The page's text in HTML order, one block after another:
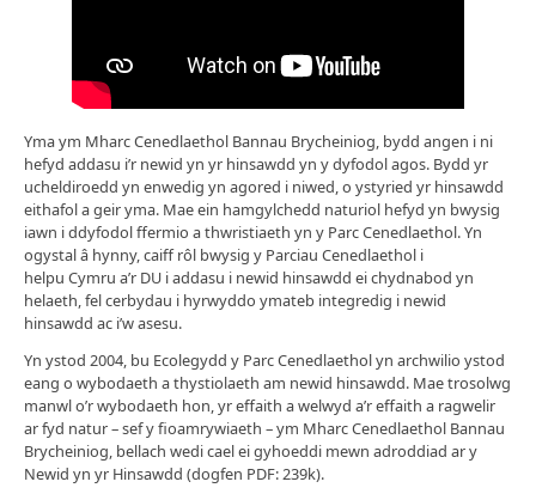
Yma ym Mharc Cenedlaethol Bannau Brycheiniog, bydd angen i ni
hefyd addasu i’r newid yn yr hinsawdd yn y dyfodol agos. Bydd yr
ucheldiroedd yn enwedig yn agored i niwed, o ystyried yr hinsawdd
eithafol a geir yma. Mae ein hamgylchedd naturiol hefyd yn bwysig
iawn i ddyfodol ffermio a thwristiaeth yn y Parc Cenedlaethol. Yn
ogystal â hynny, caiff rôl bwysig y Parciau Cenedlaethol i
helpu Cymru a’r DU i addasu i newid hinsawdd ei chydnabod yn
helaeth, fel cerbydau i hyrwyddo ymateb integredig i newid
hinsawdd ac i’w asesu.
Yn ystod 2004, bu Ecolegydd y Parc Cenedlaethol yn archwilio ystod
eang o wybodaeth a thystiolaeth am newid hinsawdd. Mae trosolwg
manwl o’r wybodaeth hon, yr effaith a welwyd a’r effaith a ragwelir
ar fyd natur – sef y fioamrywiaeth – ym Mharc Cenedlaethol Bannau
Brycheiniog, bellach wedi cael ei gyhoeddi mewn adroddiad ar y
Newid yn yr Hinsawdd (dogfen PDF: 239k).